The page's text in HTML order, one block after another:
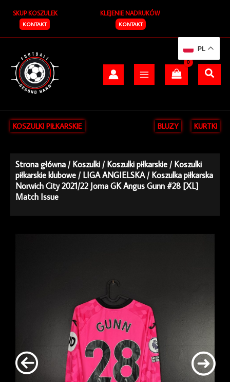
treści
SKUP KOSZULEK
KONTAKT
KLEJENIE NADRUKÓW
KONTAKT
KOSZULKI PIŁKARSKIE BLUZY KURTKI
Strona główna /Koszulki /Koszulki piłkarskie /Koszulki
piłkarskie klubowe /LIGA ANGIELSKA/ Koszulka piłkarska
Norwich City 2021/22 Joma GK Angus Gunn #28 [XL]
Match Issue
PL